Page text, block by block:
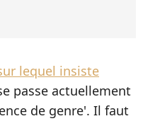
lequel insiste
passe actuellement
de genre'. Il faut